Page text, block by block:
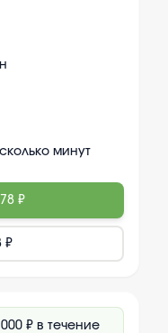
минут
₽
₽
₽ в течение